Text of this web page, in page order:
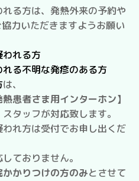
る方は、発熱外来の予約や
力いただきますようお願い
れる方
る不明な発疹のある方
は、
熱患者さま用インターホン】
タッフが対応致します。
れ方は受付でお申し出くだ
ておりません。
かりつけの方のみとさせて